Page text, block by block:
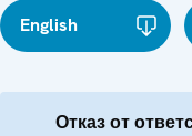
English
Отказ от